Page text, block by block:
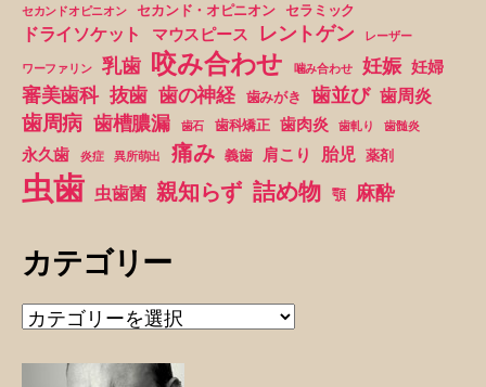
ジ
送
り
セカンドオピニオン セカンド・オピニオン セラミック
ドライソケット マウスピース レントゲン レーザー
ワーファリン 乳歯 咬み合わせ 噛み合わせ 妊娠 妊婦
審美歯科 抜歯 歯の神経 歯みがき 歯並び 歯周炎
歯周病 歯槽膿漏 歯石 歯科矯正 歯肉炎 歯軋り 歯髄炎
永久歯 炎症 異所萌出 痛み 義歯 肩こり 胎児 薬剤
虫歯 虫歯菌 親知らず 詰め物 顎 麻酔
カテゴリー
カ
テ